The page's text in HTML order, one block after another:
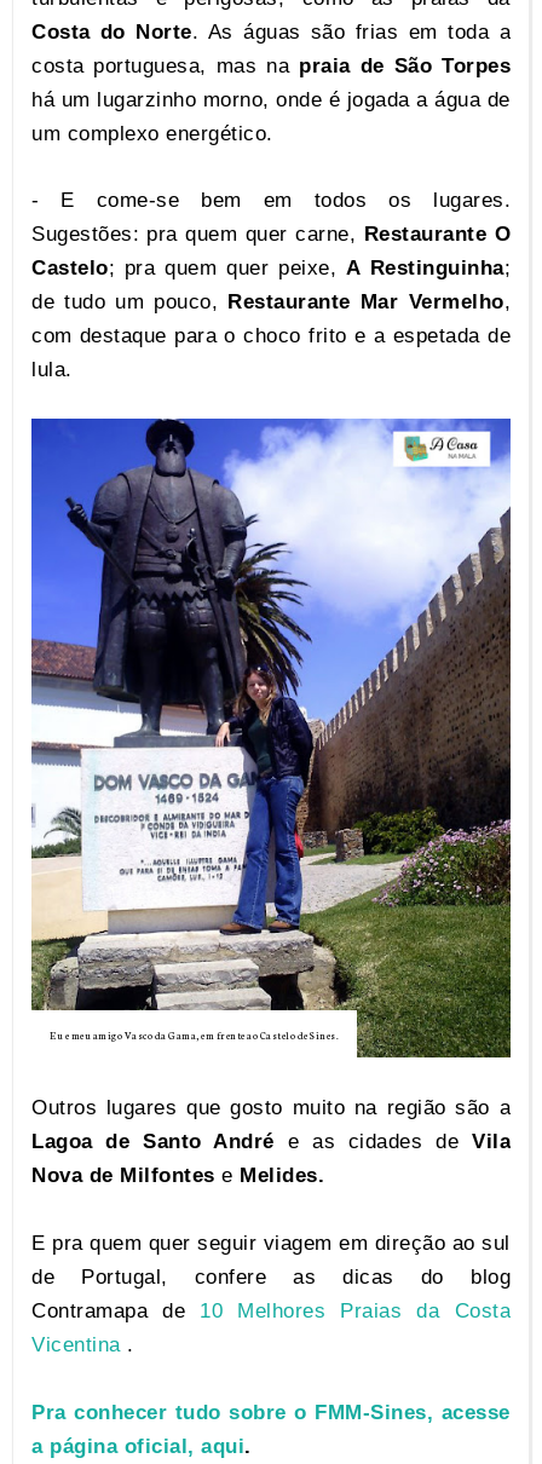
Costa do Norte. As águas são frias em toda a
costa portuguesa, mas na praia de São Torpes
há um lugarzinho morno, onde é jogada a água de
um complexo energético.
- E come-se bem em todos os lugares.
Sugestões: pra quem quer carne, Restaurante O
Castelo; pra quem quer peixe, A Restinguinha;
de tudo um pouco, Restaurante Mar Vermelho,
com destaque para o choco frito e a espetada de
lula.
Eu e meu amigo Vasco da Gama, em frente ao Castelo de Sines.
Outros lugares que gosto muito na região são a
Lagoa de Santo André e as cidades de Vila
Nova de Milfontes e Melides.
E pra quem quer seguir viagem em direção ao sul
de Portugal, confere as dicas do blog
Contramapa de 10 Melhores Praias da Costa
Vicentina .
Pra conhecer tudo sobre o FMM-Sines, acesse
a página oficial, aqui.